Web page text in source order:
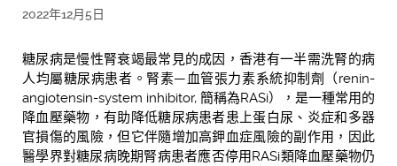
2022年12月5日
糖尿病是慢性腎衰竭最常見的成因，香港有一半需洗腎的病
人均屬糖尿病患者。腎素—血管張力素系統抑制劑（renin-
angiotensin-system inhibitor, 簡稱為RASi），是一種常用的
降血壓藥物，有助降低糖尿病患者患上蛋白尿、炎症和多器
官損傷的風險，但它伴隨增加高鉀血症風險的副作用，因此
醫學界對糖尿病晚期腎病患者應否停用RASi類降血壓藥物仍